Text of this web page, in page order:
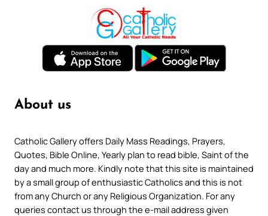
About us
Catholic Gallery offers Daily Mass Readings, Prayers,
Quotes, Bible Online, Yearly plan to read bible, Saint of the
day and much more. Kindly note that this site is maintained
by a small group of enthusiastic Catholics and this is not
from any Church or any Religious Organization. For any
queries contact us through the e-mail address given